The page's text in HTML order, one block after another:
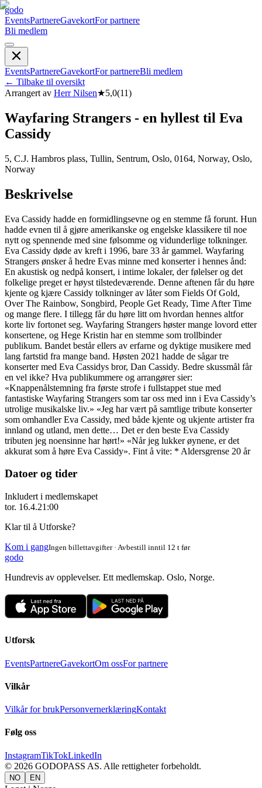
godo
EventsPartnereGavekortFor partnere
Bli medlem
EventsPartnereGavekortFor partnereBli medlem
← Tilbake til oversikt
Arrangert av Herr Nilsen★5,0(11)
Wayfaring Strangers - en hyllest til Eva
Cassidy
5, C.J. Hambros plass, Tullin, Sentrum, Oslo, 0164, Norway, Oslo,
Norway
Beskrivelse
Eva Cassidy hadde en formidlingsevne og en stemme få forunt. Hun
hadde evnen til å gjøre amerikanske og engelske klassikere til noe
nytt og spennende med sine følsomme og vidunderlige tolkninger.
Eva Cassidy døde av kreft i 1996, bare 33 år gammel. Wayfaring
Strangers ønsker å hedre Evas minne med konserter i hennes ånd:
En akustisk og nedpå konsert, i intime lokaler, der følelser og det
folkelige preget er høyst tilstedeværende. Denne aftenen får du høre
kjente og kjære Cassidy tolkninger av låter som Fields Of Gold,
Over The Rainbow, Songbird, People Get Ready, Time After Time
og mange flere. I tillegg får du høre litt om hvordan hennes altfor
korte liv fortonet seg. Wayfaring Strangers høster mange lovord etter
konsertene, og Hege Kristin har en stemme som trollbinder
publikum. Bandet består ellers av erfarne og dyktige musikere med
lang fartstid fra mange band. Høsten 2021 hadde de sågar tre
konserter med Eva Cassidys bror, Dan Cassidy. Bedre skussmål får
en vel ikke? Hva publikummere og arrangører sier:
«Knappenålstemning fra første strofe i fullstappet stue med
fantastiske Wayfaring Strangers som tar oss med inn i Eva Cassidy’s
utrolige musikalske liv.» «Jeg har vært på samtlige tribute konserter
som omhandler Eva Cassidy, med både kjente og ukjente artister fra
innland og utland, men dette… Det er den beste Eva Cassidy
tributen jeg noensinne har hørt!» «Når jeg lukker øynene, er det
akkurat som å høre Eva Cassidy». Fint å vite: * Aldersgrense 20 år
Datoer og tider
Inkludert i medlemskapet
tor. 16.4.21:00
Klar til å Utforske?
Kom i gangIngen billettavgifter · Avbestill inntil 12 t før
godo
Hundrevis av opplevelser. Ett medlemskap. Oslo, Norge.
Utforsk
EventsPartnereGavekortOm ossFor partnere
Vilkår
Vilkår for brukPersonvernerklæringKontakt
Følg oss
InstagramTikTokLinkedIn
© 2026 GODOPASS AS. Alle rettigheter forbeholdt.
NO EN